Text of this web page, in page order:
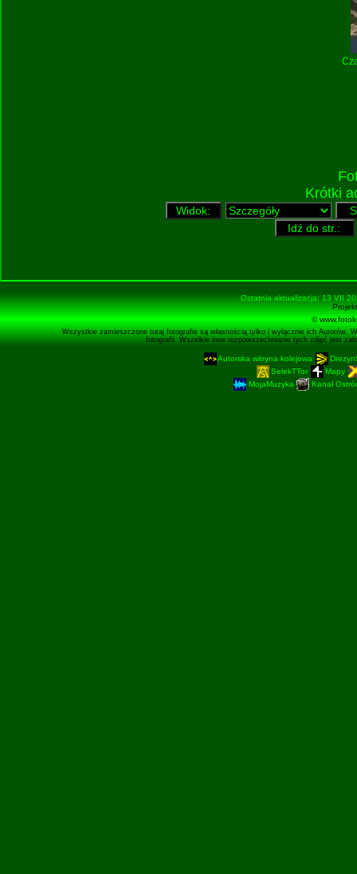
Krótki
Ostatnia aktualizacja: 13 VII
©
Wszystkie zamieszczone tutaj fotografie są własnością tylko i wyłącznie ich
fotografii. Wszelkie inne rozpowszechnianie tych zdjęć jest
Autorska witryna kolejowa
SelekTTor
Mapy
MojaMuzyka
Kanał